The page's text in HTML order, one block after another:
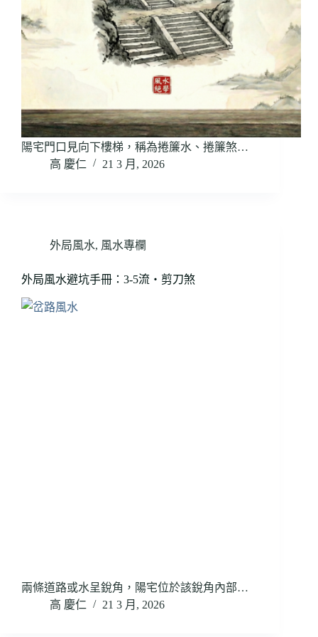
陽宅門口見向下樓梯，稱為捲簾水、捲簾煞…
高 慶仁
21 3 月, 2026
外局風水, 風水專欄
外局風水避坑手冊：3-5流・剪刀煞
兩條道路或水呈銳角，陽宅位於該銳角內部…
高 慶仁
21 3 月, 2026